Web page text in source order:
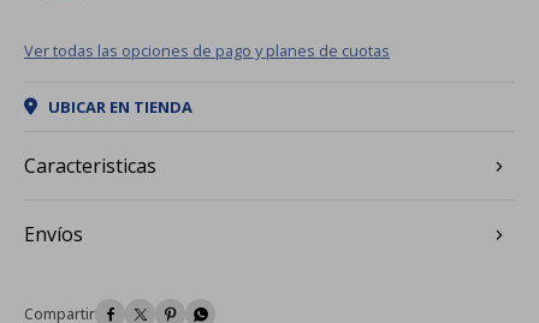
Ver todas las opciones de pago y planes de cuotas
UBICAR EN TIENDA
Caracteristicas
Envíos
   